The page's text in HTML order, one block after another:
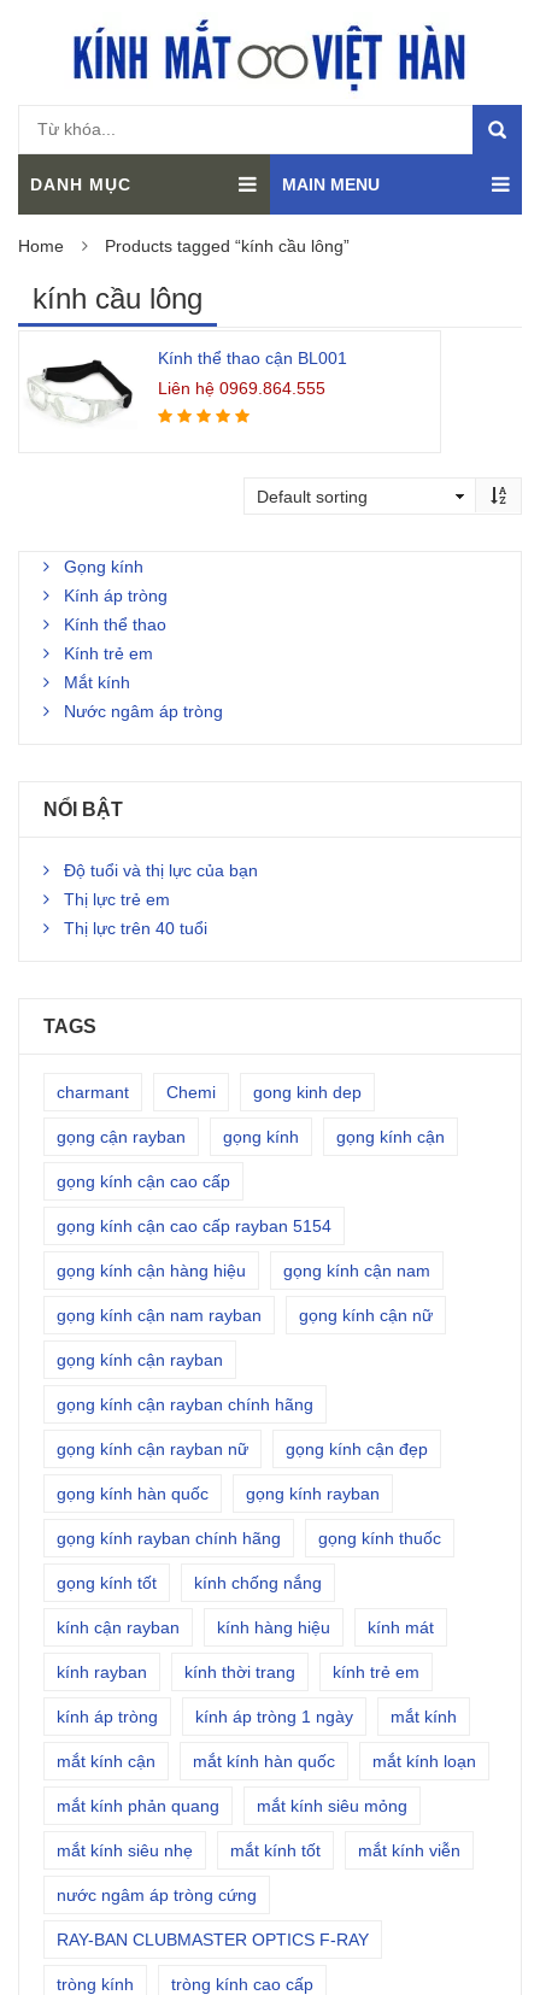
DANH MỤC MAIN MENU
Home Products tagged “kính cầu lông”
kính cầu lông
Kính thể thao cận BL001
Liên hệ 0969.864.555
Gọng kính
Kính áp tròng
Kính thể thao
Kính trẻ em
Mắt kính
Nước ngâm áp tròng
NỔI BẬT
Độ tuổi và thị lực của bạn
Thị lực trẻ em
Thị lực trên 40 tuổi
TAGS
charmant Chemi gong kinh dep
gọng cận rayban gọng kính gọng kính cận
gọng kính cận cao cấp
gọng kính cận cao cấp rayban 5154
gọng kính cận hàng hiệu gọng kính cận nam
gọng kính cận nam rayban gọng kính cận nữ
gọng kính cận rayban
gọng kính cận rayban chính hãng
gọng kính cận rayban nữ gọng kính cận đẹp
gọng kính hàn quốc gọng kính rayban
gọng kính rayban chính hãng gọng kính thuốc
gọng kính tốt kính chống nắng
kính cận rayban kính hàng hiệu kính mát
kính rayban kính thời trang kính trẻ em
kính áp tròng kính áp tròng 1 ngày mắt kính
mắt kính cận mắt kính hàn quốc mắt kính loạn
mắt kính phản quang mắt kính siêu mỏng
mắt kính siêu nhẹ mắt kính tốt mắt kính viễn
nước ngâm áp tròng cứng
RAY-BAN CLUBMASTER OPTICS F-RAY
tròng kính tròng kính cao cấp